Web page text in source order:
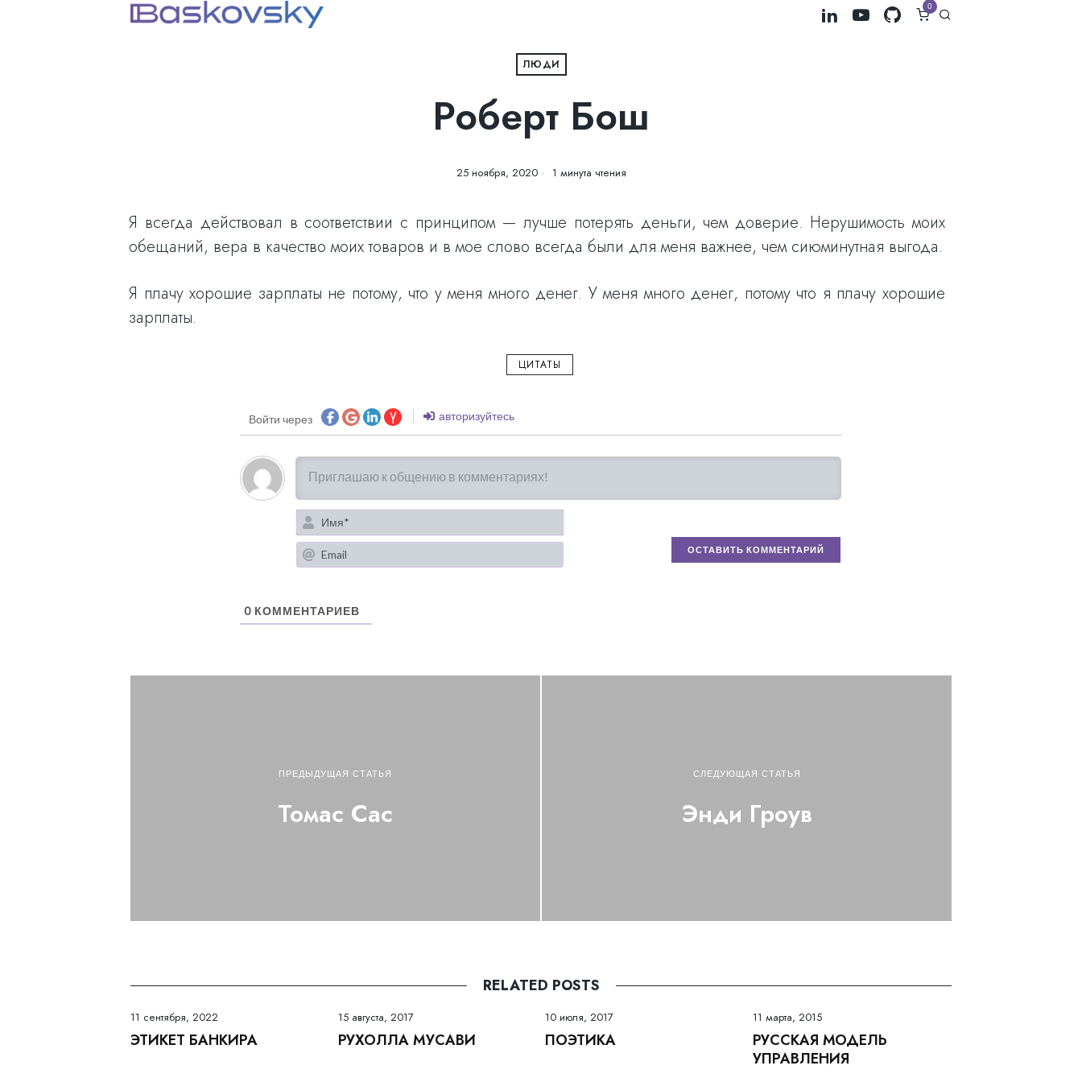
0
ЛЮДИ
Роберт Бош
25 ноября, 2020 1 минута чтения
Я всегда действовал в соответствии с принципом — лучше потерять деньги, чем доверие. Нерушимость моих
обещаний, вера в качество моих товаров и в мое слово всегда были для меня важнее, чем сиюминутная выгода.
Я плачу хорошие зарплаты не потому, что у меня много денег. У меня много денег, потому что я плачу хорошие
зарплаты.
ЦИТАТЫ
Войти через авторизуйтесь
Имя*
Email
0 КОММЕНТАРИЕВ
ПРЕДЫДУЩАЯ СТАТЬЯ
Томас Сас
СЛЕДУЮЩАЯ СТАТЬЯ
Энди Гроув
RELATED POSTS
11 сентября, 2022
ЭТИКЕТ БАНКИРА
15 августа, 2017
РУХОЛЛА МУСАВИ
10 июля, 2017
ПОЭТИКА
11 марта, 2015
РУССКАЯ МОДЕЛЬ
УПРАВЛЕНИЯ